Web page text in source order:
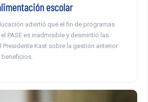
escolar
advirtió que el fin de programas
PASE es inadmisible y desmintió las
Presidente Kast sobre la gestión anterior
beneficios.